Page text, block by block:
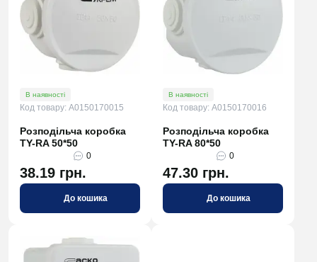
В наявності
Код товару: A0150170015
Розподільча коробка
TY-RA 50*50
0
38.19 грн.
До кошика
В наявності
Код товару: A0150170016
Розподільча коробка
TY-RA 80*50
0
47.30 грн.
До кошика